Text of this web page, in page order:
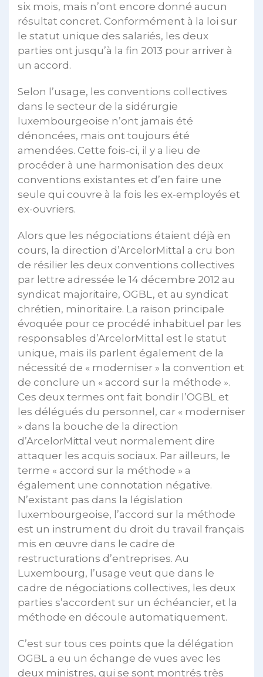
six mois, mais n’ont encore donné aucun
résultat concret. Conformément à la loi sur
le statut unique des salariés, les deux
parties ont jusqu’à la fin 2013 pour arriver à
un accord.
Selon l’usage, les conventions collectives
dans le secteur de la sidérurgie
luxembourgeoise n’ont jamais été
dénoncées, mais ont toujours été
amendées. Cette fois-ci, il y a lieu de
procéder à une harmonisation des deux
conventions existantes et d’en faire une
seule qui couvre à la fois les ex-employés et
ex-ouvriers.
Alors que les négociations étaient déjà en
cours, la direction d’ArcelorMittal a cru bon
de résilier les deux conventions collectives
par lettre adressée le 14 décembre 2012 au
syndicat majoritaire, OGBL, et au syndicat
chrétien, minoritaire. La raison principale
évoquée pour ce procédé inhabituel par les
responsables d’ArcelorMittal est le statut
unique, mais ils parlent également de la
nécessité de « moderniser » la convention et
de conclure un « accord sur la méthode ».
Ces deux termes ont fait bondir l’OGBL et
les délégués du personnel, car « moderniser
» dans la bouche de la direction
d’ArcelorMittal veut normalement dire
attaquer les acquis sociaux. Par ailleurs, le
terme « accord sur la méthode » a
également une connotation négative.
N’existant pas dans la législation
luxembourgeoise, l’accord sur la méthode
est un instrument du droit du travail français
mis en œuvre dans le cadre de
restructurations d’entreprises. Au
Luxembourg, l’usage veut que dans le
cadre de négociations collectives, les deux
parties s’accordent sur un échéancier, et la
méthode en découle automatiquement.
C’est sur tous ces points que la délégation
OGBL a eu un échange de vues avec les
deux ministres, qui se sont montrés très